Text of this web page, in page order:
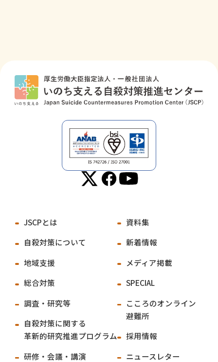
JSCPとは
自殺対策について
地域支援
総合対策
調査・研究等
自殺対策に関する
革新的研究推進プログラム
研修・会議・講演
資料集
新着情報
メディア掲載
SPECIAL
こころのオンライン
避難所
採用情報
ニュースレター